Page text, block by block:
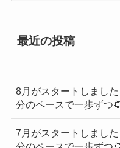
一
覧
最近の投稿
8月がスタートしまし
分のペースで一歩ずつ
7月がスタートしまし